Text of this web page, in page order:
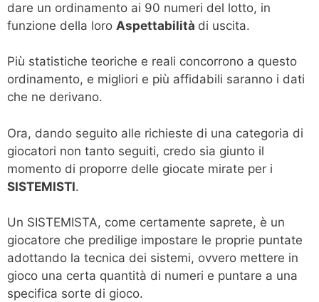
dare un ordinamento ai 90 numeri del lotto, in
funzione della loro Aspettabilità di uscita.
Più statistiche teoriche e reali concorrono a questo
ordinamento, e migliori e più affidabili saranno i dati
che ne derivano.
Ora, dando seguito alle richieste di una categoria di
giocatori non tanto seguiti, credo sia giunto il
momento di proporre delle giocate mirate per i
SISTEMISTI.
Un SISTEMISTA, come certamente saprete, è un
giocatore che predilige impostare le proprie puntate
adottando la tecnica dei sistemi, ovvero mettere in
gioco una certa quantità di numeri e puntare a una
specifica sorte di gioco.